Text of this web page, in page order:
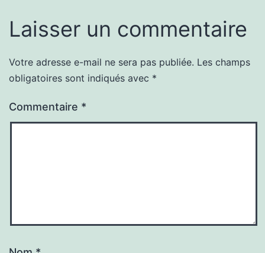
Laisser un commentaire
Votre adresse e-mail ne sera pas publiée. Les champs
obligatoires sont indiqués avec *
Commentaire *